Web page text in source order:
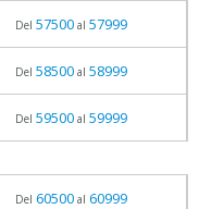
Del 57500al 57999
Del 58500al 58999
Del 59500al 59999
Del 60500al 60999